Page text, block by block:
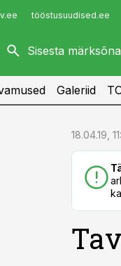
tööstusuudised.ee
imelineajalugu.ee
Galeriid
18.04.19,